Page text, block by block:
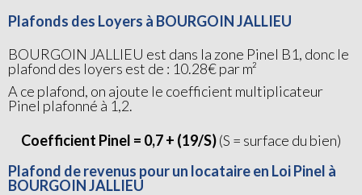
Plafonds des Loyers à BOURGOIN JALLIEU
BOURGOIN JALLIEU est dans la zone Pinel B1, donc le
plafond des loyers est de : 10.28€ par m²
A ce plafond, on ajoute le coefficient multiplicateur
Pinel plafonné à 1,2.
Coefficient Pinel = 0,7 + (19/S)(S = surface du bien)
Plafond de revenus pour un locataire en Loi Pinel à
BOURGOIN JALLIEU